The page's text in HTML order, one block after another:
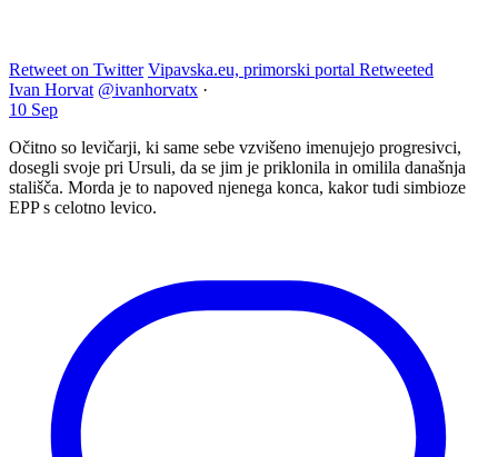
Retweet on Twitter Vipavska.eu, primorski portal Retweeted
Ivan Horvat @ivanhorvatx ·
10 Sep
Očitno so levičarji, ki same sebe vzvišeno imenujejo progresivci,
dosegli svoje pri Ursuli, da se jim je priklonila in omilila današnja
stališča. Morda je to napoved njenega konca, kakor tudi simbioze
EPP s celotno levico.